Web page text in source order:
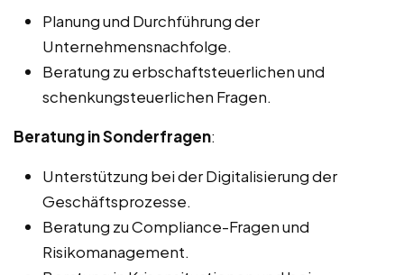
Planung und Durchführung der
Unternehmensnachfolge.
Beratung zu erbschaftsteuerlichen und
schenkungsteuerlichen Fragen.
Beratung in Sonderfragen:
Unterstützung bei der Digitalisierung der
Geschäftsprozesse.
Beratung zu Compliance-Fragen und
Risikomanagement.